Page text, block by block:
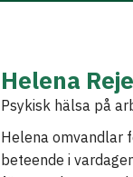
Helena Reje
Psykisk hälsa på
Helena omvandlar
beteende i